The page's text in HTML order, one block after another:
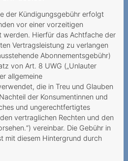
der Kündigungsgebühr erfolgt
vor einer vorzeitigen
werden. Hierfür das Achtfache der
Vertragsleistung zu verlangen
Abonnementsgebühr)
von Art. 8 UWG („Unlauter
allgemeine
die in Treu und Glauben
der Konsumentinnen und
und ungerechtfertigtes
vertraglichen Rechten und den
vereinbar. Die Gebühr in
mit diesem Hintergrund durch
des
statt Portierung
Wettbewerb
mit hohen
Aufenthalt in Ghana